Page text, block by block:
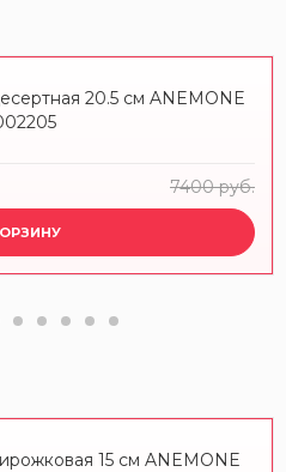
20.5 см ANEMONE
7400 руб.
15 см ANEMONE